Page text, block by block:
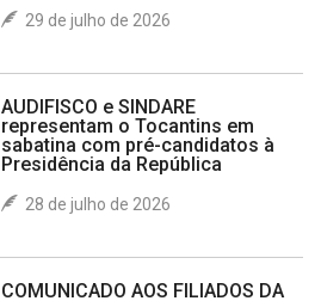
29 de julho de 2026
AUDIFISCO e SINDARE
representam o Tocantins em
sabatina com pré-candidatos à
Presidência da República
28 de julho de 2026
COMUNICADO AOS FILIADOS DA